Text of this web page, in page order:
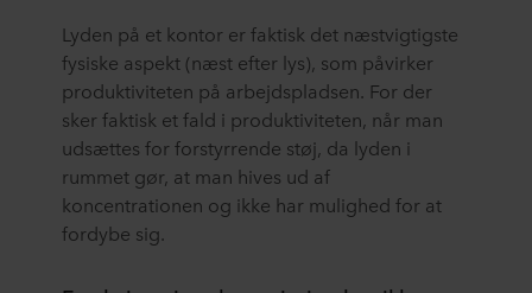
Lyden på et kontor er faktisk det næstvigtigste
fysiske aspekt (næst efter lys), som påvirker
produktiviteten på arbejdspladsen. For der
sker faktisk et fald i produktiviteten, når man
udsættes for forstyrrende støj, da lyden i
rummet gør, at man hives ud af
koncentrationen og ikke har mulighed for at
fordybe sig.